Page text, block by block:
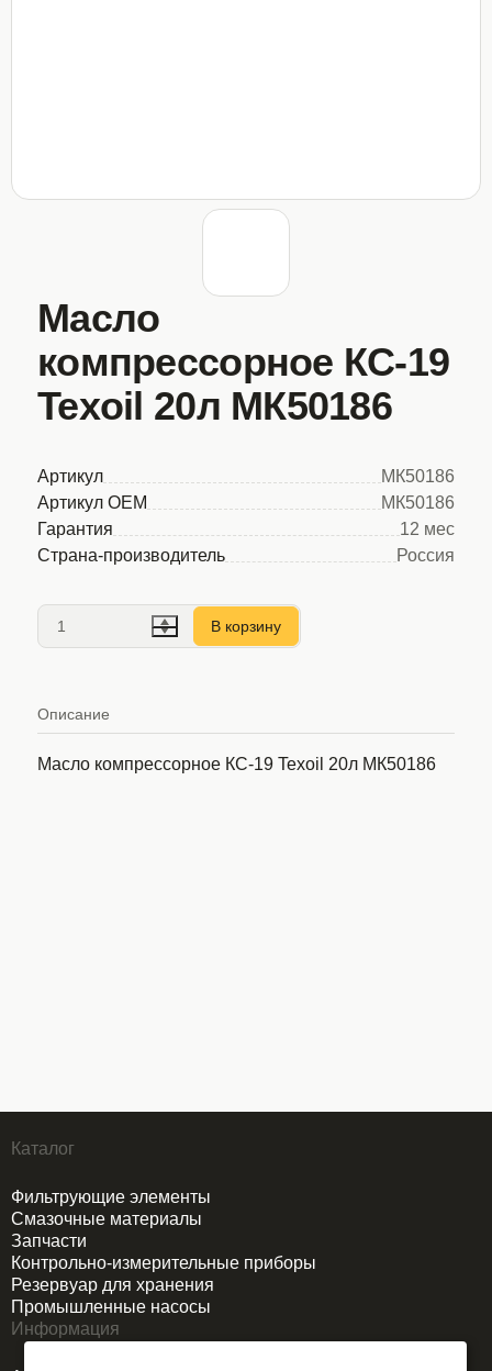
Масло
компрессорное КС-19
Texoil 20л МК50186
Артикул
МК50186
Артикул OEM
МК50186
Гарантия
12 мес
Страна-производитель
Россия
В корзину
Описание
Масло компрессорное КС-19 Texoil 20л МК50186
Каталог
Фильтрующие элементы
Смазочные материалы
Запчасти
Контрольно-измерительные приборы
Резервуар для хранения
Промышленные насосы
Информация